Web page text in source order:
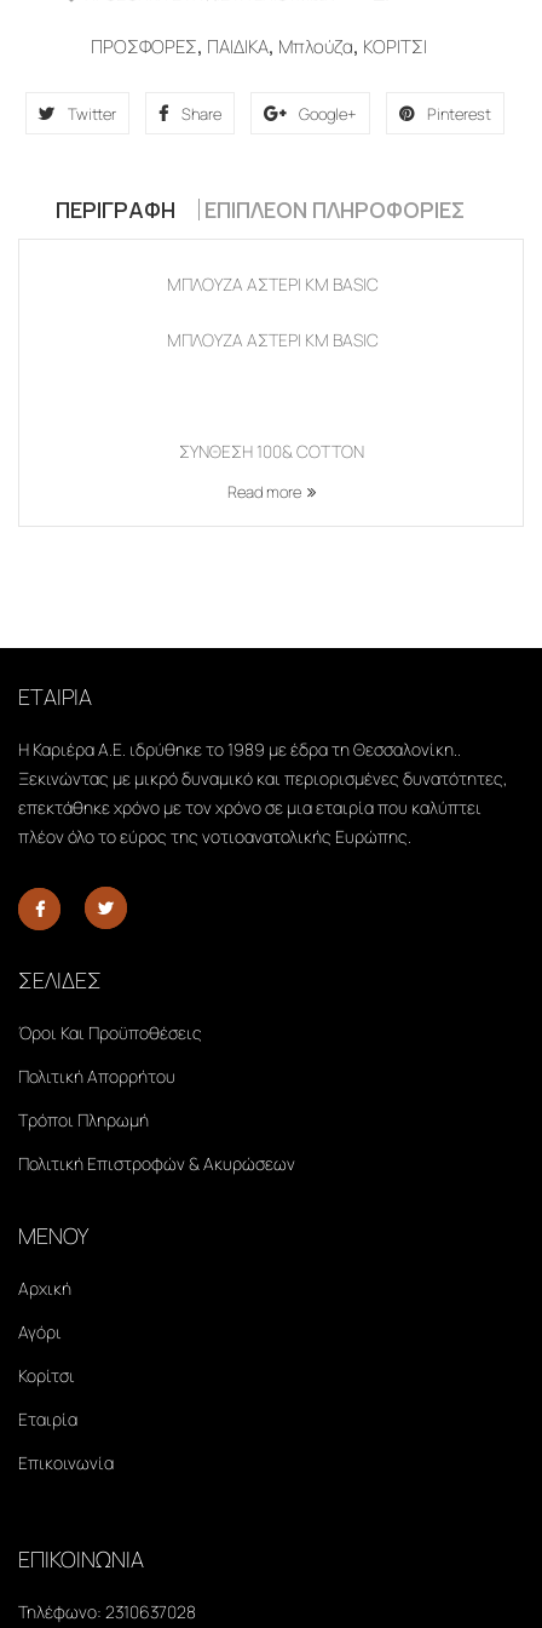
ΠΡΟΣΦΟΡΕΣ, ΠΑΙΔΙΚΑ, Μπλούζα, ΚΟΡΙΤΣΙ
Twitter Share Google+ Pinterest
ΠΕΡΙΓΡΑΦΉ ΕΠΙΠΛΈΟΝ ΠΛΗΡΟΦΟΡΊΕΣ
ΜΠΛΟΥΖΑ ΑΣΤΕΡΙ ΚΜ BASIC
ΜΠΛΟΥΖΑ ΑΣΤΕΡΙ ΚΜ BASIC
ΣΥΝΘΕΣΗ 100& COTTON
Read more
ΕΤΑΙΡΙΑ
Η Καριέρα Α.Ε. ιδρύθηκε το 1989 με έδρα τη Θεσσαλονίκη..
Ξεκινώντας με μικρό δυναμικό και περιορισμένες δυνατότητες,
επεκτάθηκε χρόνο με τον χρόνο σε μια εταιρία που καλύπτει
πλέον όλο το εύρος της νοτιοανατολικής Ευρώπης.
ΣΕΛΙΔΕΣ
Όροι Και Προϋποθέσεις
Πολιτική Απορρήτου
Τρόποι Πληρωμή
Πολιτική Επιστροφών & Ακυρώσεων
ΜΕΝΟΥ
Αρχική
Αγόρι
Κορίτσι
Εταιρία
Επικοινωνία
ΕΠΙΚΟΙΝΩΝΙΑ
Τηλέφωνο: 2310637028